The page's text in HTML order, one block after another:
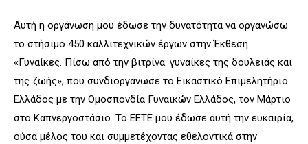
Αυτή η οργάνωση μου έδωσε την δυνατότητα να οργανώσω
το στήσιμο 450 καλλιτεχνικών έργων στην Έκθεση
«Γυναίκες. Πίσω από την βιτρίνα: γυναίκες της δουλειάς και
της ζωής», που συνδιοργάνωσε το Εικαστικό Επιμελητήριο
Ελλάδος με την Ομοσπονδία Γυναικών Ελλάδος, τον Μάρτιο
στο Καπνεργοστάσιο. Το ΕΕΤΕ μου έδωσε αυτή την ευκαιρία,
ούσα μέλος του και συμμετέχοντας εθελοντικά στην